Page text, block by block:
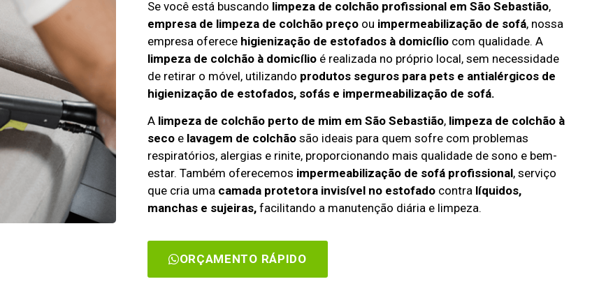
Se você está buscando limpeza de colchão profissional em São Sebastião,
empresa de limpeza de colchão preçoou impermeabilização de sofá, nossa
empresa oferece higienização de estofados à domicíliocom qualidade. A
limpeza de colchão à domicílioé realizada no próprio local, sem necessidade
de retirar o móvel, utilizando produtos seguros para pets e antialérgicos de
higienização de estofados, sofás e impermeabilização de sofá.
A limpeza de colchão perto de mim em São Sebastião, limpeza de colchão à
secoe lavagem de colchãosão ideais para quem sofre com problemas
respiratórios, alergias e rinite, proporcionando mais qualidade de sono e bem-
estar. Também oferecemos impermeabilização de sofá profissional, serviço
que cria uma camada protetora invisível no estofadocontra líquidos,
manchas e sujeiras,facilitando a manutenção diária e limpeza.
ORÇAMENTO RÁPIDO